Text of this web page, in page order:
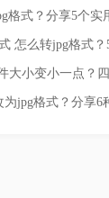
格式？分享5个实
jpg格式？分享6